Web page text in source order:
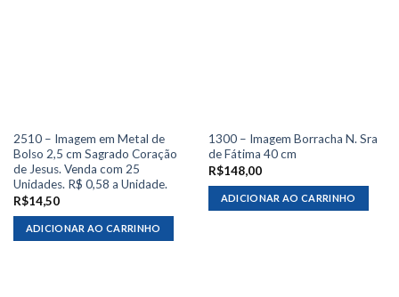
2510 – Imagem em Metal de
Bolso 2,5 cm Sagrado Coração
de Jesus. Venda com 25
Unidades. R$ 0,58 a Unidade.
R$14,50
ADICIONAR AO CARRINHO
1300 – Imagem Borracha N. Sra
de Fátima 40 cm
R$148,00
ADICIONAR AO CARRINHO